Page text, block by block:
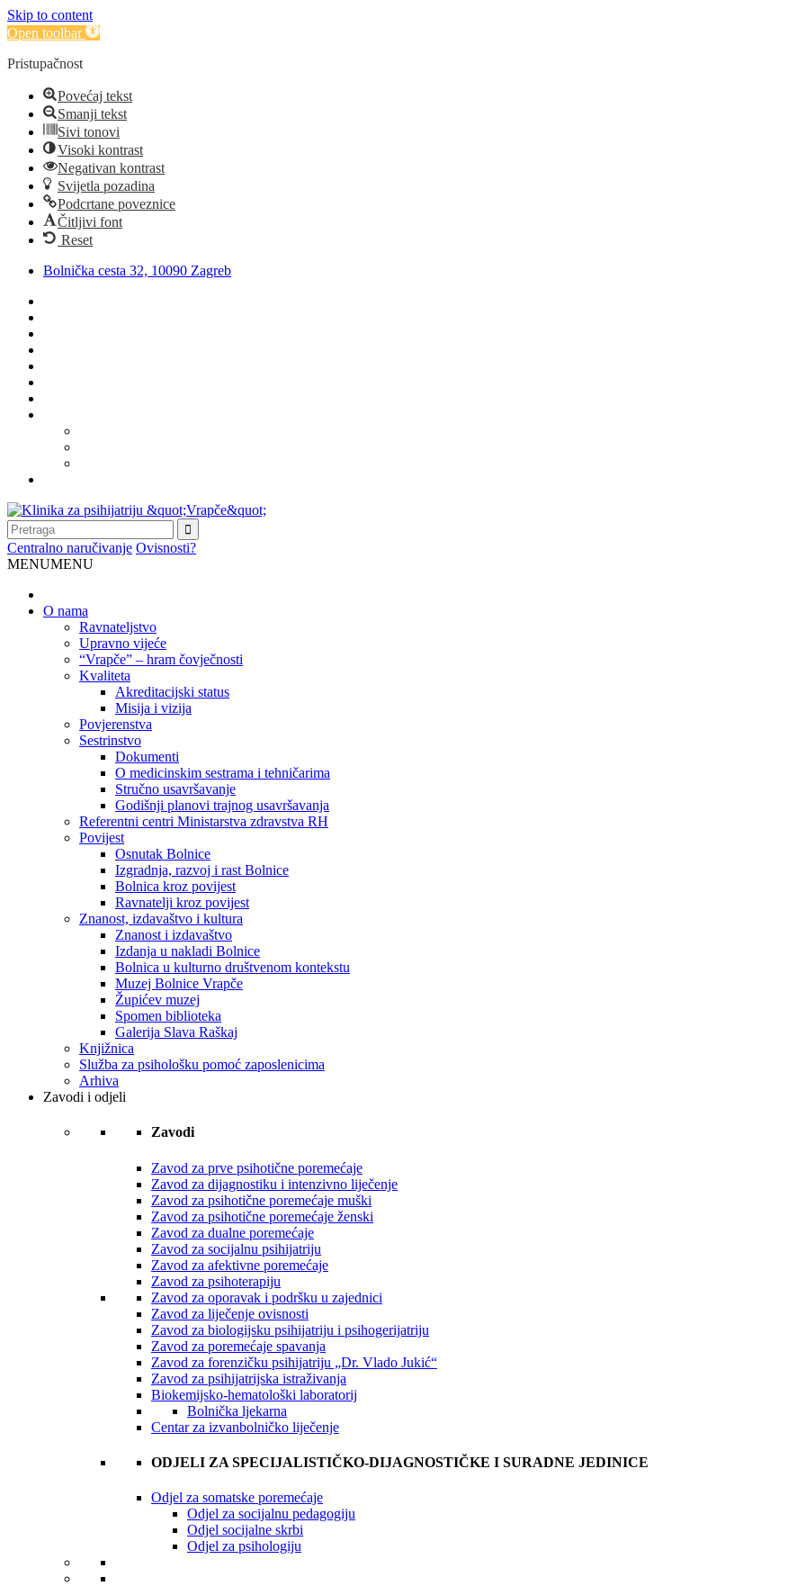
Skip to content
Open toolbar
Pristupačnost
Povećaj tekst
Smanji tekst
Sivi tonovi
Visoki kontrast
Negativan kontrast
Svijetla pozadina
Podcrtane poveznice
Čitljivi font
Reset
Bolnička cesta 32, 10090 Zagreb
Centralno naručivanje Ovisnosti?
MENUMENU
O nama
Ravnateljstvo
Upravno vijeće
“Vrapče” – hram čovječnosti
Kvaliteta
Akreditacijski status
Misija i vizija
Povjerenstva
Sestrinstvo
Dokumenti
O medicinskim sestrama i tehničarima
Stručno usavršavanje
Godišnji planovi trajnog usavršavanja
Referentni centri Ministarstva zdravstva RH
Povijest
Osnutak Bolnice
Izgradnja, razvoj i rast Bolnice
Bolnica kroz povijest
Ravnatelji kroz povijest
Znanost, izdavaštvo i kultura
Znanost i izdavaštvo
Izdanja u nakladi Bolnice
Bolnica u kulturno društvenom kontekstu
Muzej Bolnice Vrapče
Župićev muzej
Spomen biblioteka
Galerija Slava Raškaj
Knjižnica
Služba za psihološku pomoć zaposlenicima
Arhiva
Zavodi i odjeli
Zavodi
Zavod za prve psihotične poremećaje
Zavod za dijagnostiku i intenzivno liječenje
Zavod za psihotične poremećaje muški
Zavod za psihotične poremećaje ženski
Zavod za dualne poremećaje
Zavod za socijalnu psihijatriju
Zavod za afektivne poremećaje
Zavod za psihoterapiju
Zavod za oporavak i podršku u zajednici
Zavod za liječenje ovisnosti
Zavod za biologijsku psihijatriju i psihogerijatriju
Zavod za poremećaje spavanja
Zavod za forenzičku psihijatriju „Dr. Vlado Jukić“
Zavod za psihijatrijska istraživanja
Biokemijsko-hematološki laboratorij
Bolnička ljekarna
Centar za izvanbolničko liječenje
ODJELI ZA SPECIJALISTIČKO-DIJAGNOSTIČKE I SURADNE JEDINICE
Odjel za somatske poremećaje
Odjel za socijalnu pedagogiju
Odjel socijalne skrbi
Odjel za psihologiju